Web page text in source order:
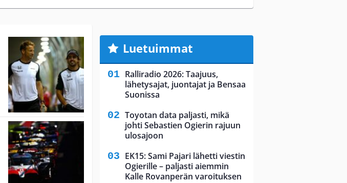
Luetuimmat
Ralliradio 2026: Taajuus,
lähetysajat, juontajat ja Bensaa
Suonissa
Toyotan data paljasti, mikä
johti Sebastien Ogierin rajuun
ulosajoon
EK15: Sami Pajari lähetti viestin
Ogierille – paljasti aiemmin
Kalle Rovanperän varoituksen